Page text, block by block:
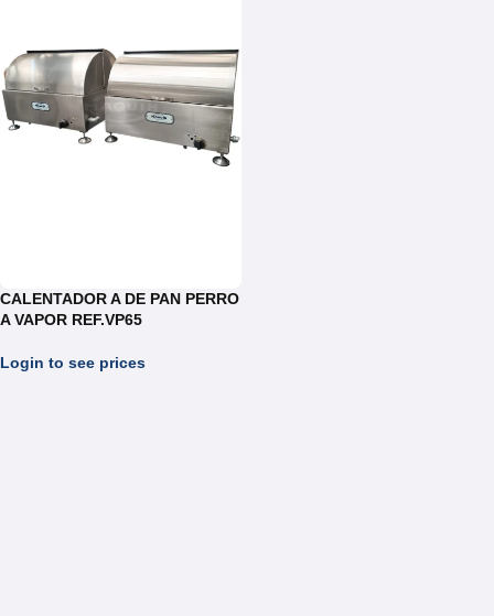
CALENTADOR A DE PAN PERRO
A VAPOR REF.VP65
Login to see prices